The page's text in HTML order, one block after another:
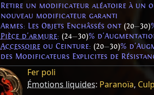
Retire un modificateur aléatoire à un
nouveau modificateur garanti
Armes: Les Objets Enchâssés ont (20—30)
Pièce d'armure: (24—30)%
Accessoire ou Ceinture: (20—30)%
des Modificateurs Explicites de
Fer poli
Émotions liquides: Paranoïa,